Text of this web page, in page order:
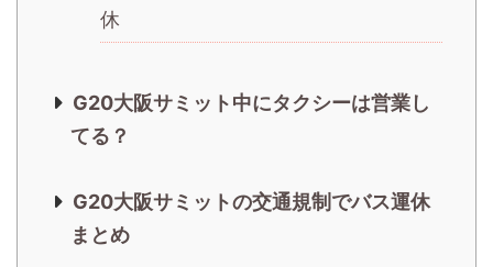
休
G20大阪サミット中にタクシーは営業し
てる？
G20大阪サミットの交通規制でバス運休
まとめ